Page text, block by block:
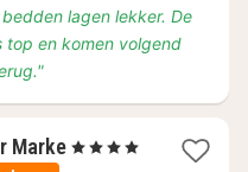
lagen lekker. De
top en komen volgend
Marke1
, 4 Sterren